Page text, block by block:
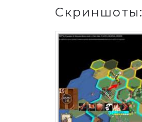
Скриншоты: